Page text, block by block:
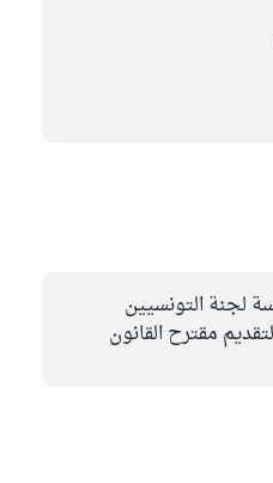
لجنة التونسيين
مقترح القانون